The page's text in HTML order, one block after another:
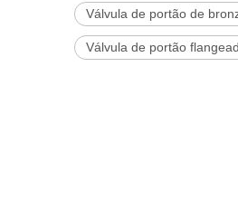
Válvula de portão de
Válvula de portão